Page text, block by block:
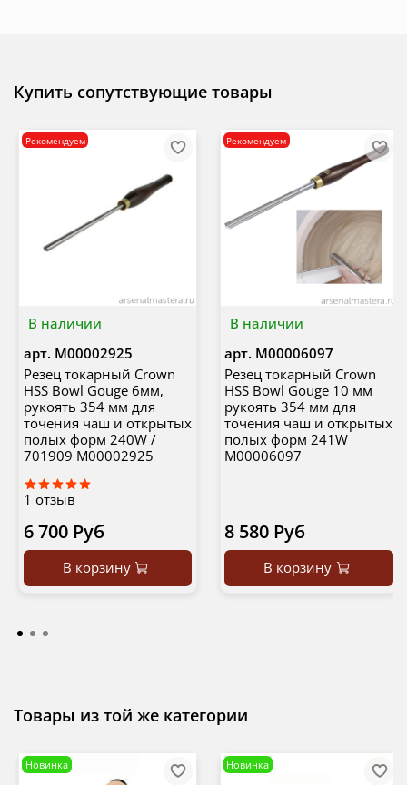
Купить сопутствующие товары
В наличии
Рекомендуем
арт. М00002925
Резец токарный Crown
HSS Bowl Gouge 6мм,
рукоять 354 мм для
точения чаш и открытых
полых форм 240W /
701909 М00002925
1 отзыв
6 700 Руб
В корзину
В наличии
Рекомендуем
арт. М00006097
Резец токарный Crown
HSS Bowl Gouge 10 мм
рукоять 354 мм для
точения чаш и открытых
полых форм 241W
М00006097
8 580 Руб
В корзину
Товары из той же категории
Новинка Новинка